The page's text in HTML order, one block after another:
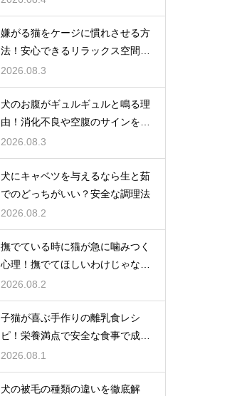
嫌がる猫をケージに慣れさせる方
法！安心できるリラックス空間の
作り方
2026.08.3
犬のお腹がギュルギュルと鳴る理
由！消化不良や空腹のサインを解
説
2026.08.3
犬にキャベツを与えるなら生と茹
でのどっちがいい？安全な調理法
2026.08.2
撫でている時に猫が急に噛みつく
心理！撫でてほしいわけじゃな
い？
2026.08.2
子猫が喜ぶ手作りの離乳食レシ
ピ！栄養満点で安全な食事で成長
を応援
2026.08.1
犬の被毛の種類の違いを徹底解